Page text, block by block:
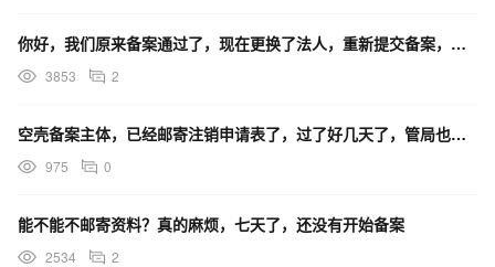
你好，我们原来备案通过了，现在更换了法人，重新提交备案，在准备材料，备案期间影响原来域名的正常使用吗
3853 2
空壳备案主体，已经邮寄注销申请表了，过了好几天了，管局也查不到信息了，但阿里云APP上还是显示有备案
975 0
能不能不邮寄资料？真的麻烦，七天了，还没有开始备案
2534 2